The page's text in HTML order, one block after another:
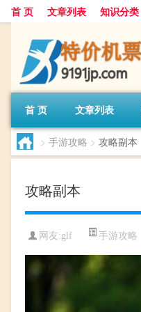
首 页 文章列表 知识分类
首 页 文章列表
> 手游攻略 > 攻略副本
攻略副本
网友:glf 手游攻略